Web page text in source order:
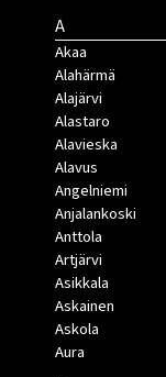
A
Akaa
Alahärmä
Alajärvi
Alastaro
Alavieska
Alavus
Angelniemi
Anjalankoski
Anttola
Artjärvi
Asikkala
Askainen
Askola
Aura